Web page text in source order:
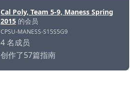
Cal Poly, Team 5-9, Maness Spring
2015 的会员
CPSU-MANESS-S15S5G9
4 名成员
创作了57篇指南